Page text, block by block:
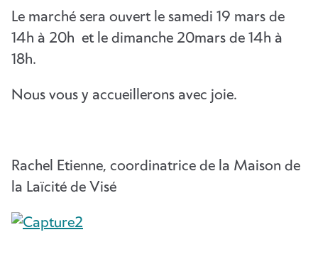
Le marché sera ouvert le samedi 19 mars de
14h à 20h et le dimanche 20mars de 14h à
18h.
Nous vous y accueillerons avec joie.
Rachel Etienne, coordinatrice de la Maison de
la Laïcité de Visé